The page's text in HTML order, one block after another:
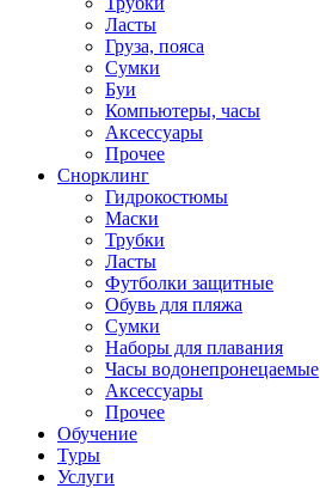
Ласты
Груза, пояса
Сумки
Буи
Компьютеры, часы
Аксессуары
Прочее
Снорклинг
Гидрокостюмы
Маски
Трубки
Ласты
Футболки защитные
Обувь для пляжа
Сумки
Наборы для плавания
Часы водонепронецаемые
Аксессуары
Прочее
Обучение
Туры
Услуги